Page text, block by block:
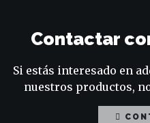
Contactar
Si estás interesado en
nuestros productos,